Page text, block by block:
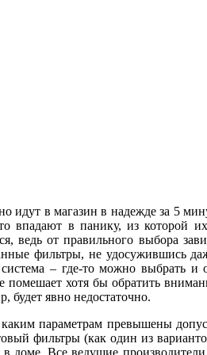
идут в магазин в надежде за 5
впадают в панику, из которой
ведь от правильного выбора
фильтры, не удосужившись
– где-то можно выбрать и
помешает хотя бы обратить
будет явно недостаточно.
каким параметрам превышены
фильтры (как один из
доме. Все ведущие